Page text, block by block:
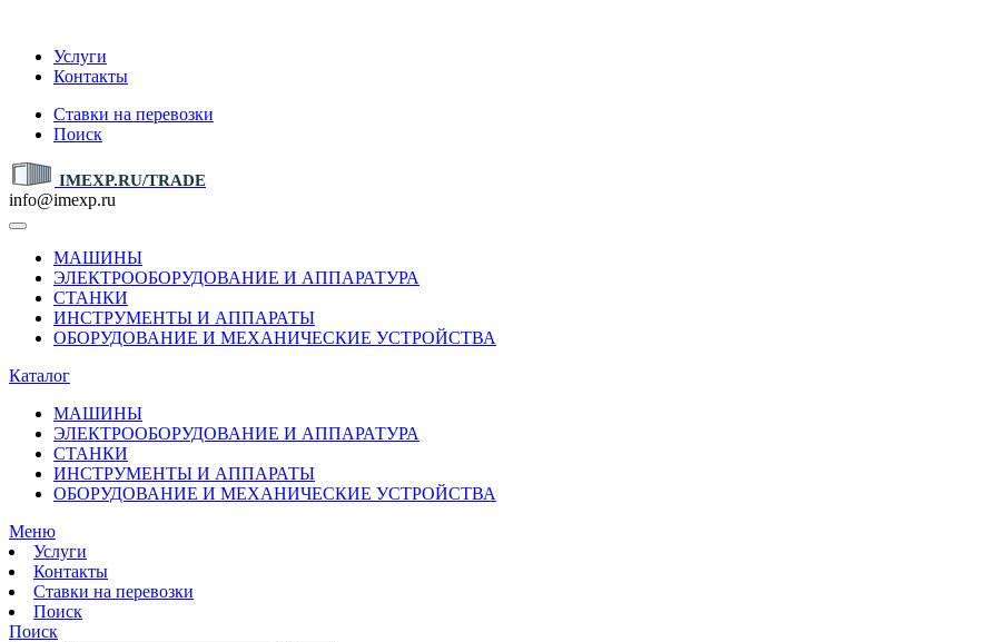
Услуги
Контакты
Ставки на перевозки
Поиск
IMEXP.RU/TRADE
info@imexp.ru
МАШИНЫ
ЭЛЕКТРООБОРУДОВАНИЕ И АППАРАТУРА
СТАНКИ
ИНСТРУМЕНТЫ И АППАРАТЫ
ОБОРУДОВАНИЕ И МЕХАНИЧЕСКИЕ УСТРОЙСТВА
Каталог
МАШИНЫ
ЭЛЕКТРООБОРУДОВАНИЕ И АППАРАТУРА
СТАНКИ
ИНСТРУМЕНТЫ И АППАРАТЫ
ОБОРУДОВАНИЕ И МЕХАНИЧЕСКИЕ УСТРОЙСТВА
Меню
Услуги
Контакты
Ставки на перевозки
Поиск
Поиск